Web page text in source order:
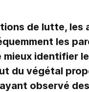
de lutte,
les
identifier
du végétal
observé